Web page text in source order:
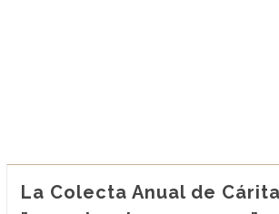
La Colecta Anual de